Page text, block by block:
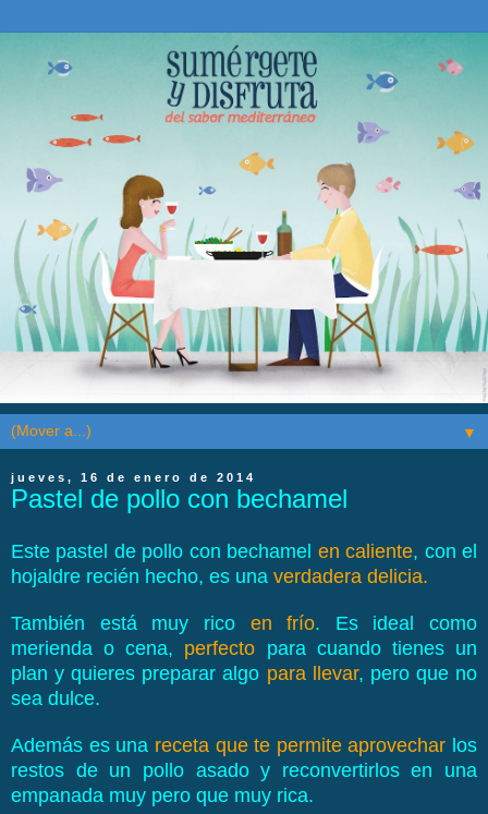
▼
jueves, 16 de enero de 2014
Pastel de pollo con bechamel
Este pastel de pollo con bechamel en caliente, con el
hojaldre recién hecho, es una verdadera delicia.
También está muy rico en frío. Es ideal como
merienda o cena, perfecto para cuando tienes un
plan y quieres preparar algo para llevar, pero que no
sea dulce.
Además es una receta que te permite aprovechar los
restos de un pollo asado y reconvertirlos en una
empanada muy pero que muy rica.